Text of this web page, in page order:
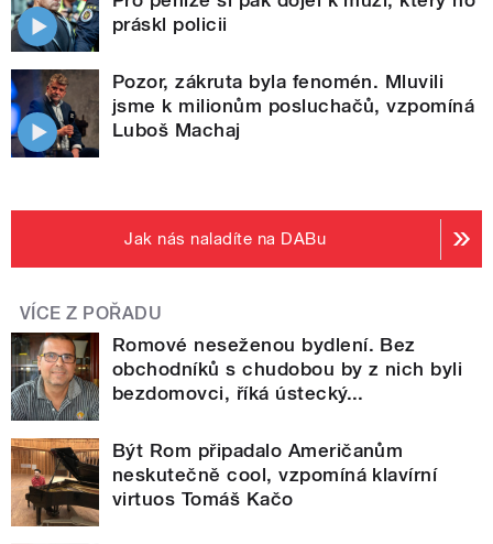
práskl policii
Pozor, zákruta byla fenomén. Mluvili
jsme k milionům posluchačů, vzpomíná
Luboš Machaj
Jak nás naladíte na DABu
VÍCE Z POŘADU
Romové neseženou bydlení. Bez
obchodníků s chudobou by z nich byli
bezdomovci, říká ústecký...
Být Rom připadalo Američanům
neskutečně cool, vzpomíná klavírní
virtuos Tomáš Kačo